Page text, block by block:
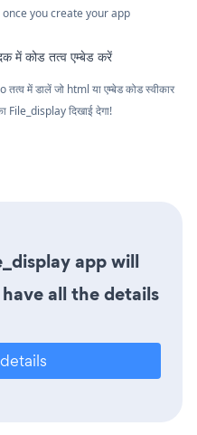
you create your app
में कोड तत्व एम्बेड करें
में डालें जो html या एम्बेड कोड स्वीकार
दिखाई देगा!
app will
all the details